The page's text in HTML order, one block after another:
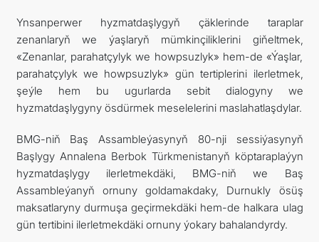
Ynsanperwer hyzmatdaşlygyň çäklerinde taraplar
zenanlaryň we ýaşlaryň mümkinçiliklerini giňeltmek,
«Zenanlar, parahatçylyk we howpsuzlyk» hem-de «Ýaşlar,
parahatçylyk we howpsuzlyk» gün tertiplerini ilerletmek,
şeýle hem bu ugurlarda sebit dialogyny we
hyzmatdaşlygyny ösdürmek meselelerini maslahatlaşdylar.
BMG-niň Baş Assambleýasynyň 80-nji sessiýasynyň
Başlygy Annalena Berbok Türkmenistanyň köptaraplaýyn
hyzmatdaşlygy ilerletmekdäki, BMG-niň we Baş
Assambleýanyň ornuny goldamakdaky, Durnukly ösüş
maksatlaryny durmuşa geçirmekdäki hem-de halkara ulag
gün tertibini ilerletmekdäki ornuny ýokary bahalandyrdy.